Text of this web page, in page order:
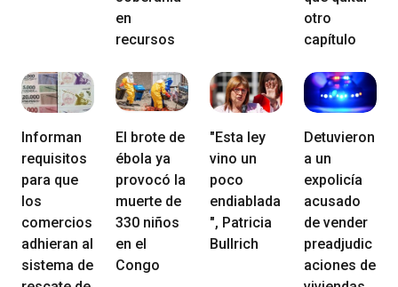
en
recursos
otro
capítulo
Informan
requisitos
para que
los
comercios
adhieran al
sistema de
El brote de
ébola ya
provocó la
muerte de
330 niños
en el
Congo
"Esta ley
vino un
poco
endiablada
", Patricia
Bullrich
Detuvieron
a un
expolicía
acusado
de vender
preadjudic
aciones de